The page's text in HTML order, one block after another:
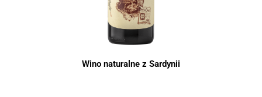
Wino naturalne z Sardynii